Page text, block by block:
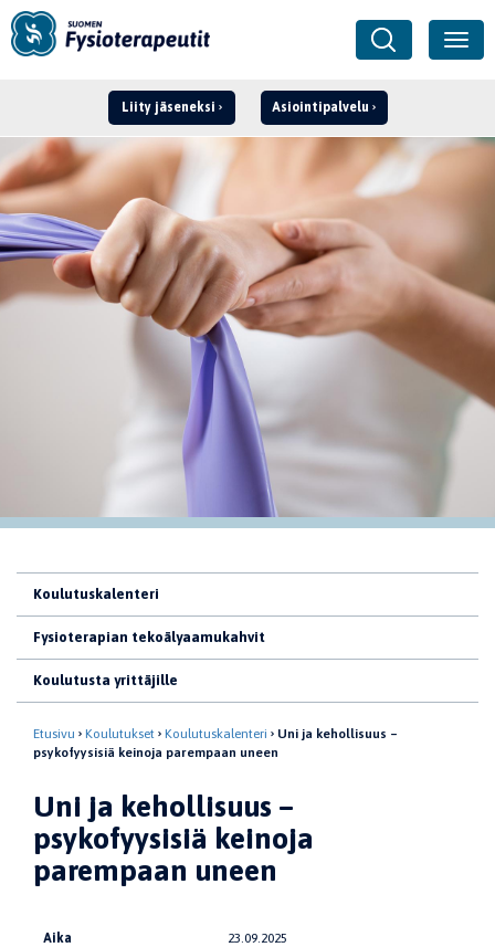
Liity jäseneksi Asiointipalvelu
Kirjaudu ›
Koulutuskalenteri
Fysioterapian tekoälyaamukahvit
Koulutusta yrittäjille
Etusivu Koulutukset Koulutuskalenteri
Uni ja kehollisuus –
psykofyysisiä keinoja parempaan uneen
Uni ja kehollisuus –
psykofyysisiä keinoja
parempaan uneen
Aika 23.09.2025